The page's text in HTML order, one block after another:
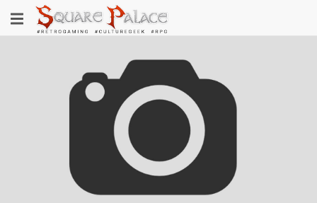
au
contenu
Toggle
navigation